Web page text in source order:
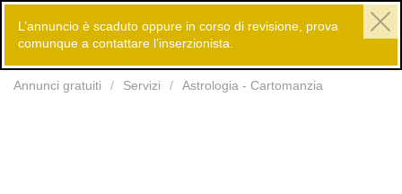
Annunci gratuiti Servizi Astrologia - Cartomanzia
L’annuncio è scaduto oppure in corso di revisione, prova
comunque a contattare l’inserzionista.